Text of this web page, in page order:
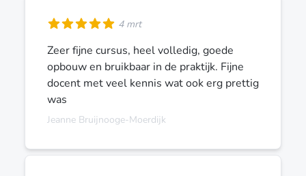
4 mrt
Zeer fijne cursus, heel volledig, goede
opbouw en bruikbaar in de praktijk. Fijne
docent met veel kennis wat ook erg prettig
was
Jeanne Bruijnooge-Moerdijk